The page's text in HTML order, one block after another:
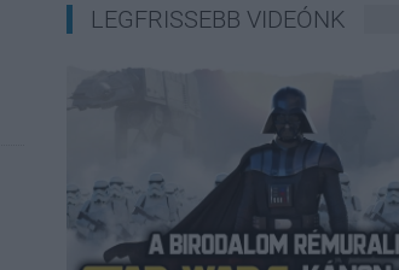
LEGFRISSEBB VIDEÓNK